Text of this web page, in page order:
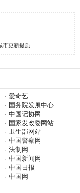
市更新提质
· 爱奇艺
· 国务院发展中心
· 中国记协网
· 国家发改委网站
· 卫生部网站
· 中国警察网
· 法制网
· 中国新闻网
· 中国日报
· 中国网